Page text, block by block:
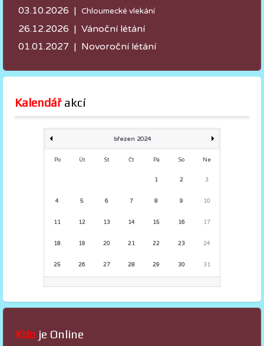
03.10.2026 | Chloumecké vlekání
26.12.2026 | Vánoční létání
01.01.2027 | Novoroční létání
Kalendář akcí
březen 2024
Po Út St Čt Pá So Ne
1 2 3
4 5 6 7 8 9 10
11 12 13 14 15 16 17
18 19 20 21 22 23 24
25 26 27 28 29 30 31
Kdo je Online